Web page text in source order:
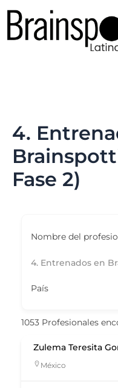
Ir
al
4.
Fase 2)
Nombre del
4. Entrenados en
País
1053 Profesionales
Zulema Teresita
México